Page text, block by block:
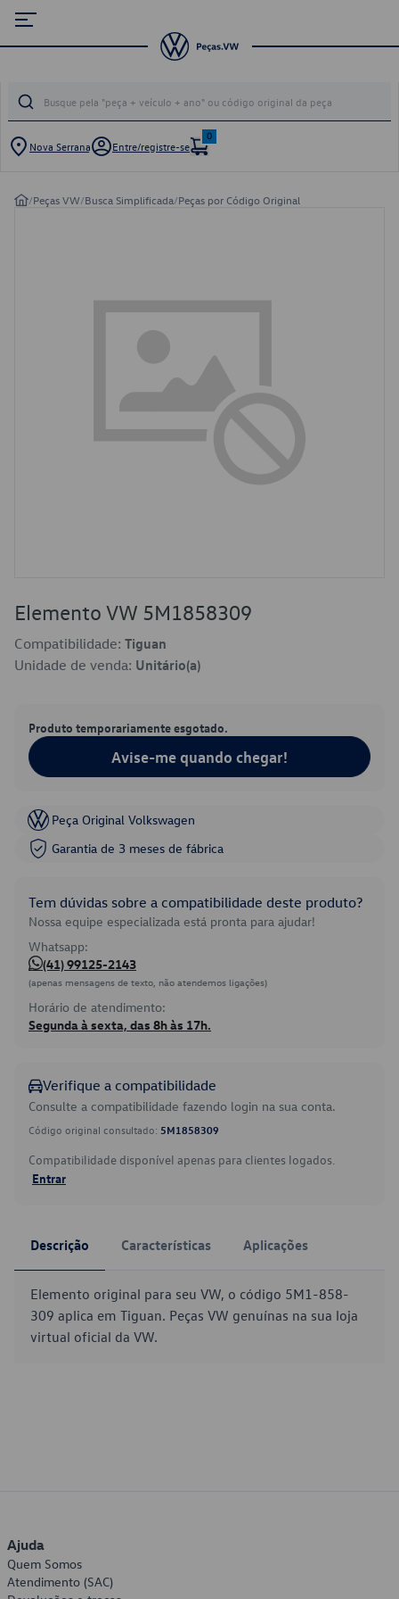
Nova Serrana Entre/registre-se
0
/Peças VW/Busca Simplificada/Peças por Código Original
Elemento VW 5M1858309
Compatibilidade: Tiguan
Unidade de venda: Unitário(a)
Produto temporariamente esgotado.
Avise-me quando chegar!
Peça Original Volkswagen
Garantia de 3 meses de fábrica
Tem dúvidas sobre a compatibilidade deste produto?
Nossa equipe especializada está pronta para ajudar!
Whatsapp:
(41) 99125-2143
(apenas mensagens de texto, não atendemos ligações)
Horário de atendimento:
Segunda à sexta, das 8h às 17h.
Verifique a compatibilidade
Consulte a compatibilidade fazendo login na sua conta.
Código original consultado: 5M1858309
Compatibilidade disponível apenas para clientes logados.
Entrar
Descrição Características Aplicações
Elemento original para seu VW, o código 5M1-858-
309 aplica em Tiguan. Peças VW genuínas na sua loja
virtual oficial da VW.
Ajuda
Quem Somos
Atendimento (SAC)